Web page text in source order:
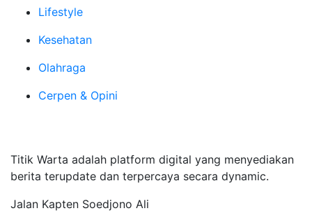
Lifestyle
Kesehatan
Olahraga
Cerpen & Opini
Titik Warta adalah platform digital yang menyediakan
berita terupdate dan terpercaya secara dynamic.
Jalan Kapten Soedjono Ali